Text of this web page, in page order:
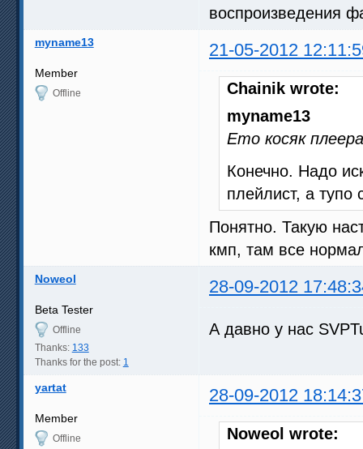
воспроизведения
myname13 21-05-2012
Member
Offline
Chainik wrote:
myname13
Ето косяк
Конечно. Надо
плейлист, а тупо
Понятно. Такую
кмп, там все
Noweol 28-09-2012
Beta Tester
Offline
Thanks: 133
Thanks for the post: 1
А давно у нас
yartat 28-09-2012
Member
Offline
Noweol wrote: